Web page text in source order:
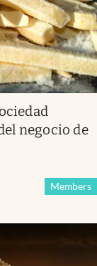
negocio de
Members